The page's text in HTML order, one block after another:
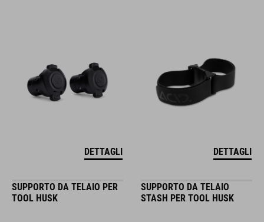
DETTAGLI DETTAGLI
SUPPORTO DA TELAIO PER
TOOL HUSK
SUPPORTO DA TELAIO
STASH PER TOOL HUSK